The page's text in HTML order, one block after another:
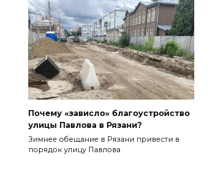
Почему «зависло» благоустройство
улицы Павлова в Рязани?
Зимнее обещание в Рязани привести в
порядок улицу Павлова